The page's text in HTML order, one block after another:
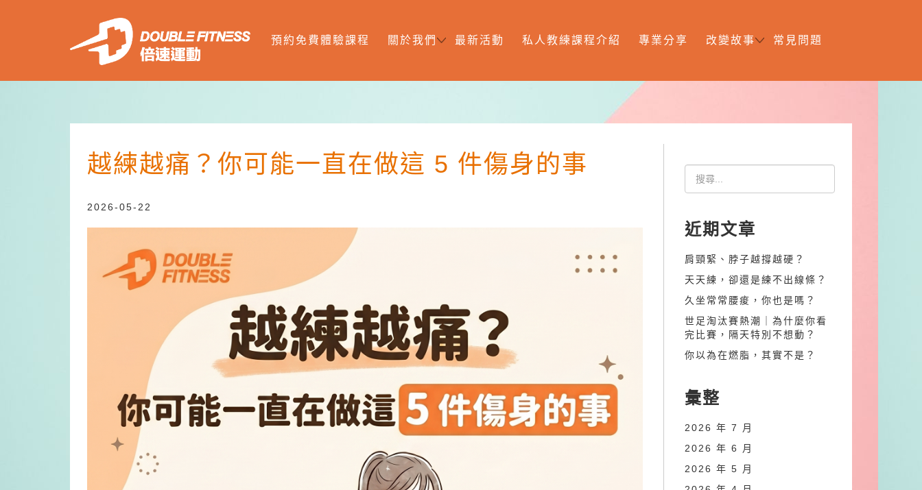
預約免費體驗課程 關於我們 最新活動 私人教練課程介紹 專業分享 改變故事 常見問題
越練越痛？你可能一直在做這 5 件傷身的事
2026-05-22
近期文章
肩頸緊、脖子越撐越硬？
天天練，卻還是練不出線條？
久坐常常腰痠，你也是嗎？
世足淘汰賽熱潮｜為什麼你看
完比賽，隔天特別不想動？
你以為在燃脂，其實不是？
彙整
2026 年 7 月
2026 年 6 月
2026 年 5 月